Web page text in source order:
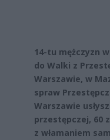
14-tu mężczyzn
do Walki z
Warszawie, w
spraw
Warszawie
przestępczej, 60
z włamaniem